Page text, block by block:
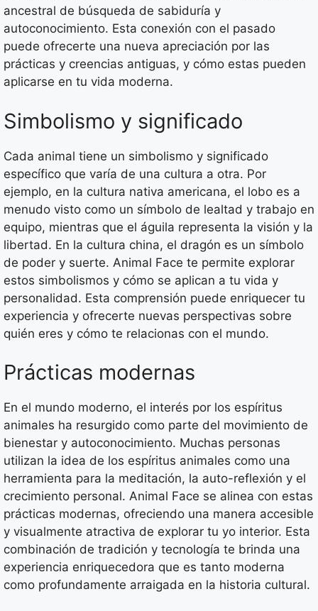
ancestral de búsqueda de sabiduría y
autoconocimiento. Esta conexión con el pasado
puede ofrecerte una nueva apreciación por las
prácticas y creencias antiguas, y cómo estas pueden
aplicarse en tu vida moderna.
Simbolismo y significado
Cada animal tiene un simbolismo y significado
específico que varía de una cultura a otra. Por
ejemplo, en la cultura nativa americana, el lobo es a
menudo visto como un símbolo de lealtad y trabajo en
equipo, mientras que el águila representa la visión y la
libertad. En la cultura china, el dragón es un símbolo
de poder y suerte. Animal Face te permite explorar
estos simbolismos y cómo se aplican a tu vida y
personalidad. Esta comprensión puede enriquecer tu
experiencia y ofrecerte nuevas perspectivas sobre
quién eres y cómo te relacionas con el mundo.
Prácticas modernas
En el mundo moderno, el interés por los espíritus
animales ha resurgido como parte del movimiento de
bienestar y autoconocimiento. Muchas personas
utilizan la idea de los espíritus animales como una
herramienta para la meditación, la auto-reflexión y el
crecimiento personal. Animal Face se alinea con estas
prácticas modernas, ofreciendo una manera accesible
y visualmente atractiva de explorar tu yo interior. Esta
combinación de tradición y tecnología te brinda una
experiencia enriquecedora que es tanto moderna
como profundamente arraigada en la historia cultural.